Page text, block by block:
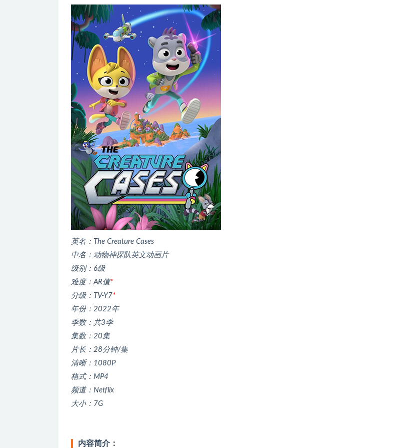
英名：The Creature Cases
中名：动物神探队英文动画片
级别：6级
难度：AR值*
分级：TV-Y7*
年份：2022年
季数：共3季
集数：20集
片长：28分钟/集
清晰：1080P
格式：MP4
频道：Netflix
大小：7G
内容简介：